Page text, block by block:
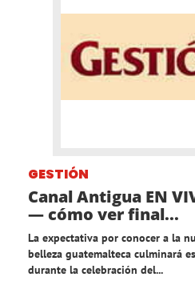
GESTIÓN
Canal Antigua EN
— cómo ver final...
La expectativa por conocer a la
belleza guatemalteca culminará
durante la celebración del...